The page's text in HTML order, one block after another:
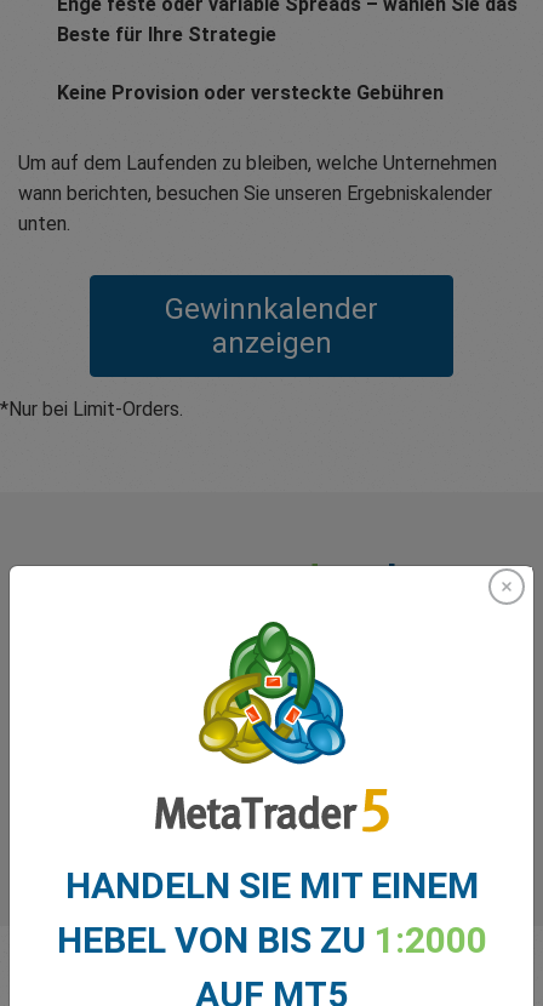
Beste für Ihre Strategie
Keine Provision oder versteckte Gebühren
Um auf dem Laufenden zu bleiben, welche Unternehmen
wann berichten, besuchen Sie unseren Ergebniskalender
unten.
Gewinnkalender
anzeigen
*Nur bei Limit-Orders.
Was unsereTraderüber uns
sagen
HANDELN SIE MIT EINEM
HEBEL VON BIS ZU 1:2000
AUF MT5